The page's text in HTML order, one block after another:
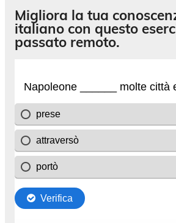
Migliora la tua
italiano con questo
passato remoto.